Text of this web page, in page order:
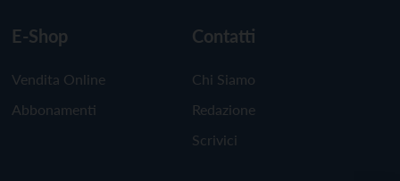
E-Shop
Vendita Online
Abbonamenti
Contatti
Chi Siamo
Redazione
Scrivici